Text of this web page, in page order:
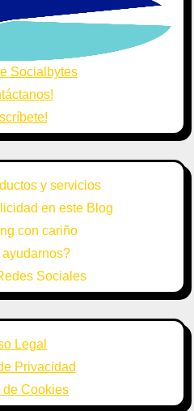
Socialbytes
y servicios
en este Blog
con cariño
Sociales
Legal
Privacidad
de Cookies